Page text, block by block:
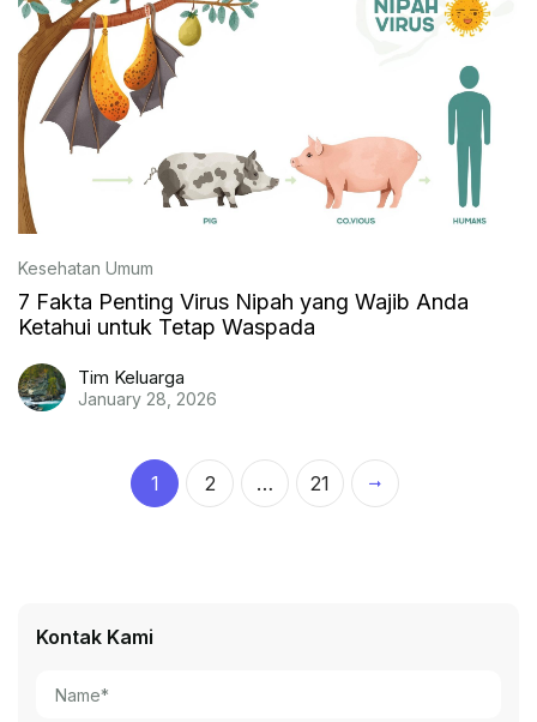
Kesehatan Umum
7 Fakta Penting Virus Nipah yang Wajib Anda
Ketahui untuk Tetap Waspada
Tim Keluarga
January 28, 2026
1 2 … 21
Kontak Kami